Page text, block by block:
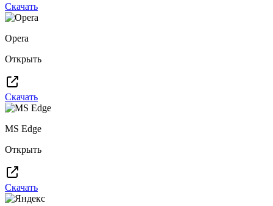
Скачать
Opera
Открыть
Скачать
MS Edge
Открыть
Скачать